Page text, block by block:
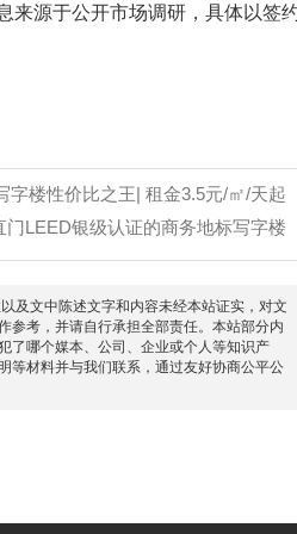
来源于公开市场调研，具体以签
字楼性价比之王| 租金3.5元/㎡/天起
LEED银级认证的商务地标写字楼
及文中陈述文字和内容未经本站证实，对文
参考，并请自行承担全部责任。本站部分内
了哪个媒本、公司、企业或个人等知识产
等材料并与我们联系，通过友好协商公平公